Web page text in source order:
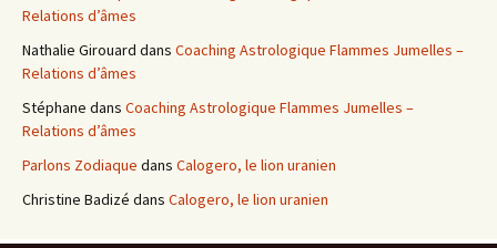
Relations d’âmes
Nathalie Girouard dans Coaching Astrologique Flammes Jumelles –
Relations d’âmes
Stéphane dans Coaching Astrologique Flammes Jumelles –
Relations d’âmes
Parlons Zodiaque dans Calogero, le lion uranien
Christine Badizé dans Calogero, le lion uranien